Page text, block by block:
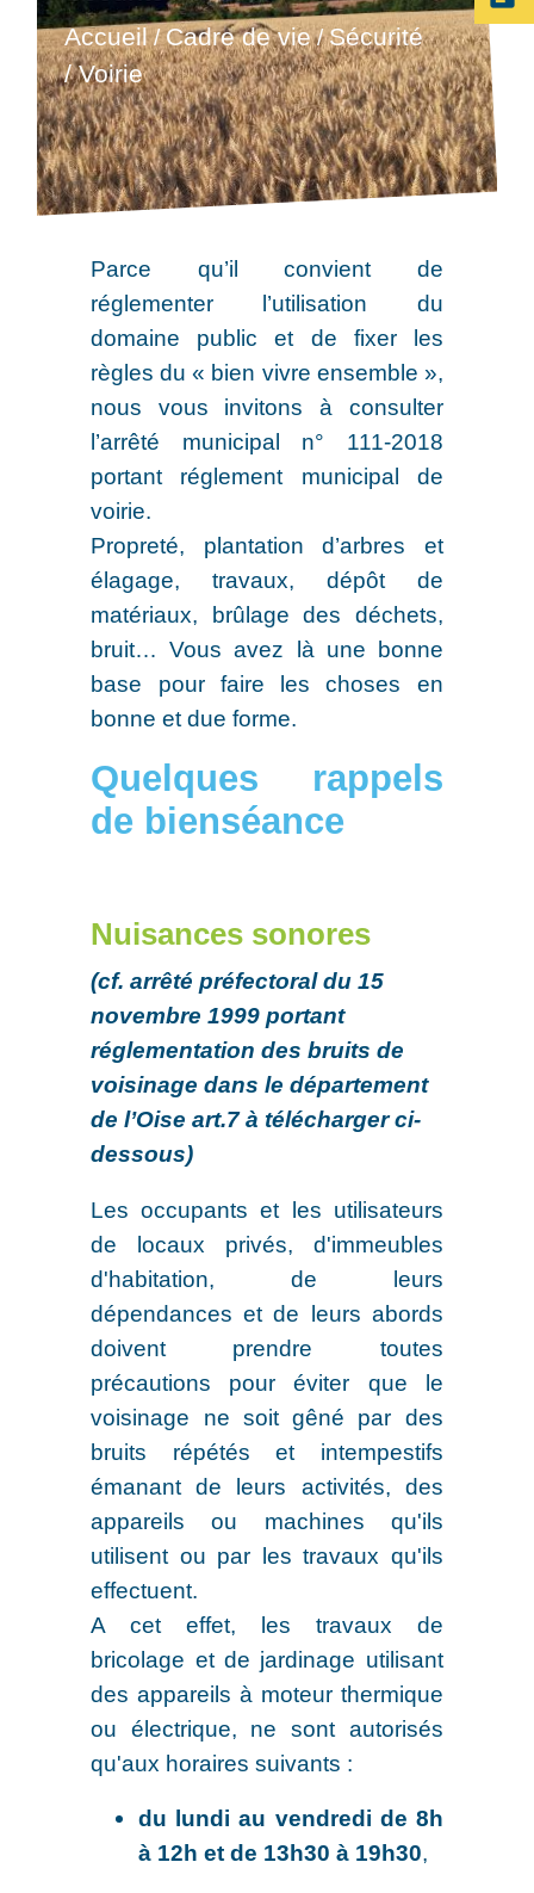
Accueil/Cadre de vie/Sécurité
/ Voirie
Parce qu’il convient de
réglementer l’utilisation du
domaine public et de fixer les
règles du « bien vivre ensemble »,
nous vous invitons à consulter
l’arrêté municipal n° 111-2018
portant réglement municipal de
voirie.
Propreté, plantation d’arbres et
élagage, travaux, dépôt de
matériaux, brûlage des déchets,
bruit… Vous avez là une bonne
base pour faire les choses en
bonne et due forme.
Quelques rappels
de bienséance
Nuisances sonores
(cf. arrêté préfectoral du 15
novembre 1999 portant
réglementation des bruits de
voisinage dans le département
de l’Oise art.7 à télécharger ci-
dessous)
Les occupants et les utilisateurs
de locaux privés, d'immeubles
d'habitation, de leurs
dépendances et de leurs abords
doivent prendre toutes
précautions pour éviter que le
voisinage ne soit gêné par des
bruits répétés et intempestifs
émanant de leurs activités, des
appareils ou machines qu'ils
utilisent ou par les travaux qu'ils
effectuent.
A cet effet, les travaux de
bricolage et de jardinage utilisant
des appareils à moteur thermique
ou électrique, ne sont autorisés
qu'aux horaires suivants :
du lundi au vendredi de 8h
à 12h et de 13h30 à 19h30,